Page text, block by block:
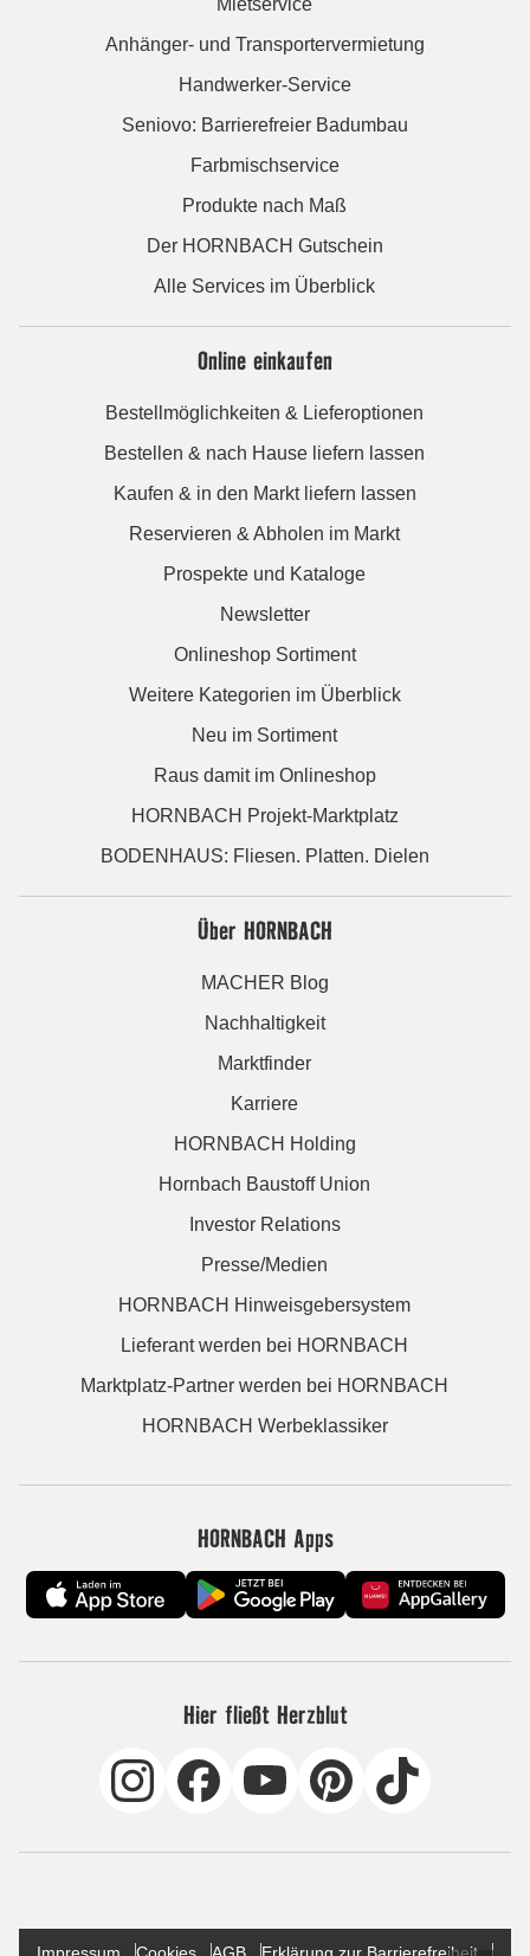
Mietservice
Anhänger- und Transportervermietung
Handwerker-Service
Seniovo: Barrierefreier Badumbau
Farbmischservice
Produkte nach Maß
Der HORNBACH Gutschein
Alle Services im Überblick
Online einkaufen
Bestellmöglichkeiten & Lieferoptionen
Bestellen & nach Hause liefern lassen
Kaufen & in den Markt liefern lassen
Reservieren & Abholen im Markt
Prospekte und Kataloge
Newsletter
Onlineshop Sortiment
Weitere Kategorien im Überblick
Neu im Sortiment
Raus damit im Onlineshop
HORNBACH Projekt-Marktplatz
BODENHAUS: Fliesen. Platten. Dielen
Über HORNBACH
MACHER Blog
Nachhaltigkeit
Marktfinder
Karriere
HORNBACH Holding
Hornbach Baustoff Union
Investor Relations
Presse/Medien
HORNBACH Hinweisgebersystem
Lieferant werden bei HORNBACH
Marktplatz-Partner werden bei HORNBACH
HORNBACH Werbeklassiker
HORNBACH Apps
Hier fließt Herzblut